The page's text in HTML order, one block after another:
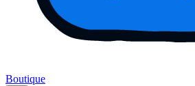
Boutique